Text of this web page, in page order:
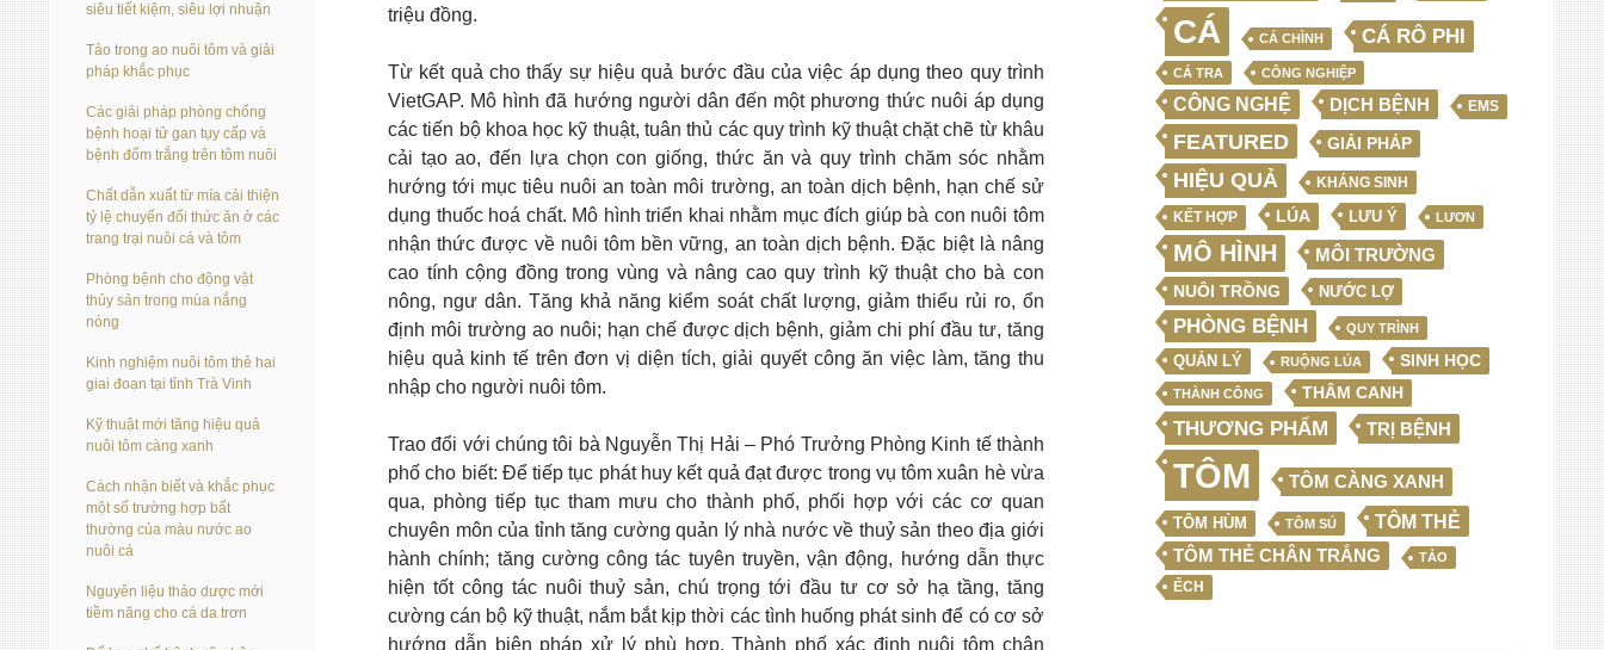
triệu đồng.
Từ kết quả cho thấy sự hiệu quả bước đầu của việc áp dụng theo quy trình
VietGAP. Mô hình đã hướng người dân đến một phương thức nuôi áp dụng
các tiến bộ khoa học kỹ thuật, tuân thủ các quy trình kỹ thuật chặt chẽ từ khâu
cải tạo ao, đến lựa chọn con giống, thức ăn và quy trình chăm sóc nhằm
hướng tới mục tiêu nuôi an toàn môi trường, an toàn dịch bệnh, hạn chế sử
dụng thuốc hoá chất. Mô hình triển khai nhằm mục đích giúp bà con nuôi tôm
nhận thức được về nuôi tôm bền vững, an toàn dịch bệnh. Đặc biệt là nâng
cao tính cộng đồng trong vùng và nâng cao quy trình kỹ thuật cho bà con
nông, ngư dân. Tăng khả năng kiểm soát chất lượng, giảm thiểu rủi ro, ổn
định môi trường ao nuôi; hạn chế được dịch bệnh, giảm chi phí đầu tư, tăng
hiệu quả kinh tế trên đơn vị diện tích, giải quyết công ăn việc làm, tăng thu
nhập cho người nuôi tôm.
Trao đổi với chúng tôi bà Nguyễn Thị Hải – Phó Trưởng Phòng Kinh tế thành
phố cho biết: Để tiếp tục phát huy kết quả đạt được trong vụ tôm xuân hè vừa
qua, phòng tiếp tục tham mưu cho thành phố, phối hợp với các cơ quan
chuyên môn của tỉnh tăng cường quản lý nhà nước về thuỷ sản theo địa giới
hành chính; tăng cường công tác tuyên truyền, vận động, hướng dẫn thực
hiện tốt công tác nuôi thuỷ sản, chú trọng tới đầu tư cơ sở hạ tầng, tăng
cường cán bộ kỹ thuật, nắm bắt kịp thời các tình huống phát sinh để có cơ sở
hướng dẫn biện pháp xử lý phù hợp. Thành phố xác định nuôi tôm chân
CÁ CÁ CHÌNH CÁ RÔ PHI
CÁ TRA CÔNG NGHIỆP
CÔNG NGHỆ DỊCH BỆNH EMS
FEATURED GIẢI PHÁP
HIỆU QUẢ KHÁNG SINH
KẾT HỢP LÚA LƯU Ý LƯƠN
MÔ HÌNH MÔI TRƯỜNG
NUÔI TRỒNG NƯỚC LỢ
PHÒNG BỆNH QUY TRÌNH
QUẢN LÝ RUỘNG LÚA SINH HỌC
THÀNH CÔNG THÂM CANH
THƯƠNG PHẨM TRỊ BỆNH
TÔM TÔM CÀNG XANH
TÔM HÙM TÔM SÚ TÔM THẺ
TÔM THẺ CHÂN TRẮNG TẢO
ẾCH
siêu tiết kiệm, siêu lợi nhuận
Tảo trong ao nuôi tôm và giải
pháp khắc phục
Các giải pháp phòng chống
bệnh hoại tử gan tụy cấp và
bệnh đốm trắng trên tôm nuôi
Chất dẫn xuất từ mía cải thiện
tỷ lệ chuyển đổi thức ăn ở các
trang trại nuôi cá và tôm
Phòng bệnh cho động vật
thủy sản trong mùa nắng
nóng
Kinh nghiệm nuôi tôm thẻ hai
giai đoạn tại tỉnh Trà Vinh
Kỹ thuật mới tăng hiệu quả
nuôi tôm càng xanh
Cách nhận biết và khắc phục
một số trường hợp bất
thường của màu nước ao
nuôi cá
Nguyên liệu thảo dược mới
tiềm năng cho cá da trơn